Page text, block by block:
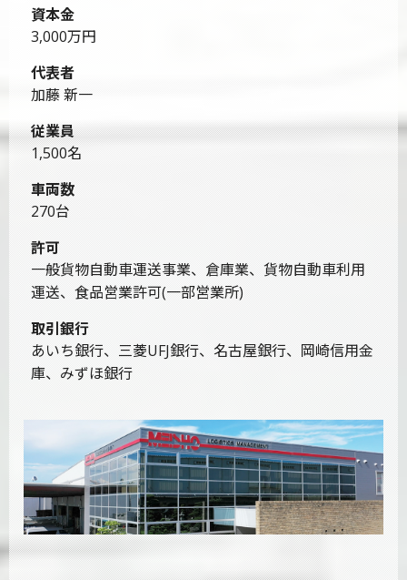
資本金
3,000万円
代表者
加藤 新一
従業員
1,500名
車両数
270台
許可
一般貨物自動車運送事業、倉庫業、貨物自動車利用
運送、食品営業許可(一部営業所)
取引銀行
あいち銀行、三菱UFJ銀行、名古屋銀行、岡崎信用金
庫、みずほ銀行